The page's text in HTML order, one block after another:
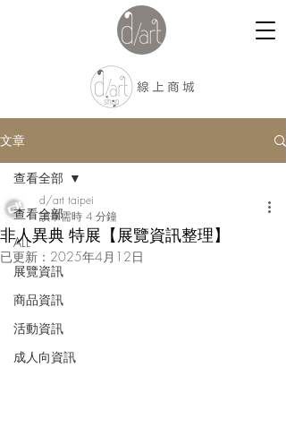
文章
查看全部
ALL
展覽資訊
商品資訊
活動資訊
成人向資訊
查看全部
非人異典 特展【展覽資訊整理】
d/art taipei
讀畢需時 4 分鐘
已更新： 2025年4月12日